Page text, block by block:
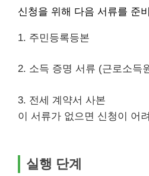
신청을 위해 다음 서류를 준
1. 주민등록등본
2. 소득 증명 서류 (근로소득
3. 전세 계약서 사본
이 서류가 없으면 신청이 어
실행 단계